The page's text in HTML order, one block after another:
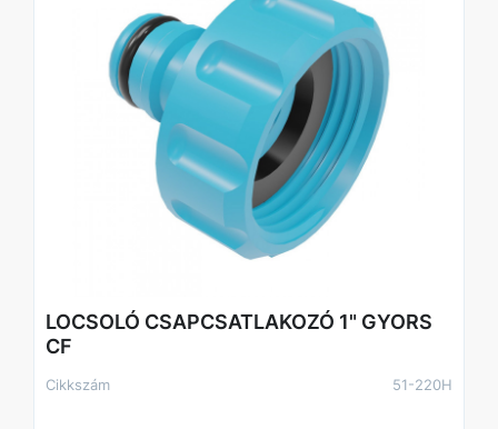
LOCSOLÓ CSAPCSATLAKOZÓ 1" GYORS
CF
Cikkszám 51-220H